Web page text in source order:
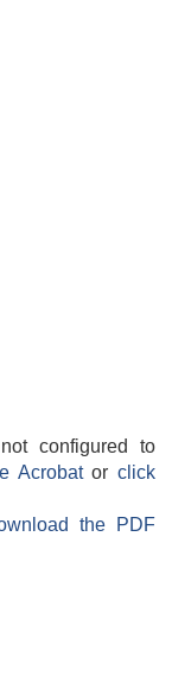
configured to
Acrobatorclick
the PDF